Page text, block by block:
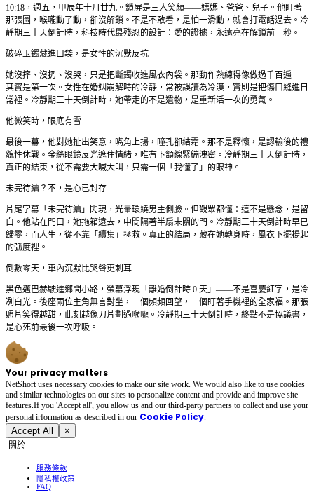
10:18，週五，甲辰年十月廿九。鎖屏是三人笑顏——媽媽、爸爸、兒子。他盯著
那張圖，喉嚨動了動，卻沒解鎖。不是不敢看，是怕一滑動，就會打電話過去。冷
靜期三十天倒計時，科技時代最殘忍的設計：愛的證據，永遠亮在解鎖前一秒。
破碎玉鐲藏進口袋，是女性的沉默反抗
她沒摔、沒扔、沒哭，只是把斷鐲收進風衣內袋。那動作熟練得像做過千百遍——
其實是第一次。女性在婚姻崩解時的冷靜，常被誤讀為冷漠，實則是把傷口縫進日
常裡。冷靜期三十天倒計時，她帶走的不是遺物，是重新活一次的勇氣。
他微笑時，眼底有雪
最後一幕，他對她扯出笑意，嘴角上揚，瞳孔卻結霜。那不是釋懷，是認輸後的禮
貌性休戰。金絲眼鏡反光遮住情緒，唯有下頷線緊繃洩密。冷靜期三十天倒計時，
真正的結束，從不需要大喊大叫，只需一個「我懂了」的眼神。
未完待續？不，是心已封存
片尾字幕「未完待續」閃現，光暈環繞男主側臉。但觀眾都懂：這不是懸念，是留
白。他站在門口，她拖箱遠去，中間隔著半扇未關的門。冷靜期三十天倒計時早已
歸零，而人生，從不靠「續集」拯救。真正的結局，藏在她轉身時，風衣下擺揚起
的弧度裡。
倒數零天，車內沉默比哭聲更刺耳
黑色邁巴赫駛進鄉間小路，螢幕浮現「離婚倒計時 0 天」——不是喜慶紅字，是冷
冽白光。後座兩位主角無言對坐，一個頻頻回望，一個盯著手機裡的全家福。那張
照片笑得越甜，此刻越像刀片劃過喉嚨。冷靜期三十天倒計時，終點不是協議書，
是心死前最後一次呼吸。
Your privacy matters
NetShort uses necessary cookies to make our site work. We would also like to use cookies
and similar technologies on our sites to personalize content and provide and improve site
features.If you 'Accept all', you allow us and our third-party partners to collect and use your
personal irformation as described in our Cookie Policy.
Accept All ×
關於
服務條款
隱私權政策
FAQ